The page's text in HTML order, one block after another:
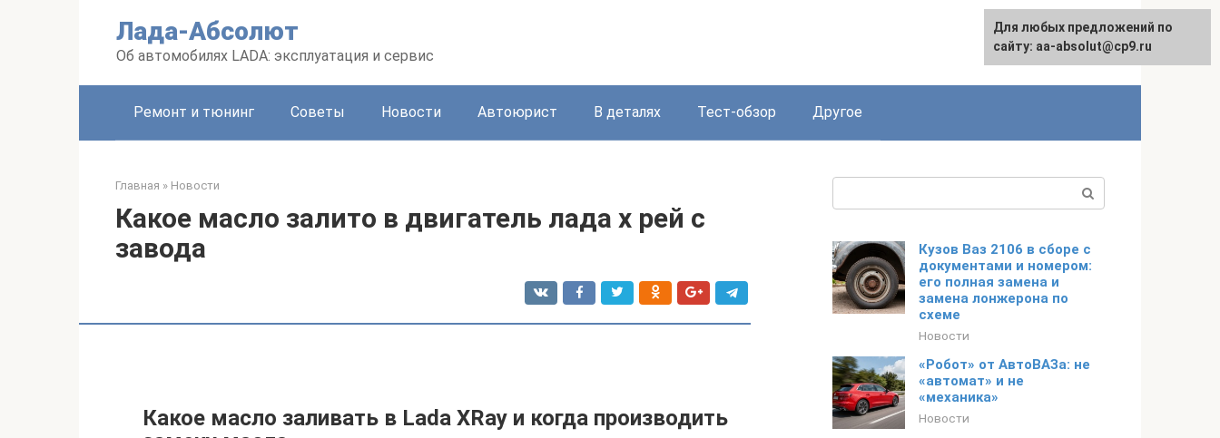
Лада-Абсолют
Об автомобилях LADA: эксплуатация и сервис
English
Ремонт и тюнинг Советы Новости Автоюрист В деталях Тест-обзор Другое
Главная » Новости
Какое масло залито в двигатель лада х рей с
завода
Какое масло заливать в Lada XRay и когда производить
Кузов Ваз 2106 в сборе с
документами и номером:
его полная замена и
замена лонжерона по
схеме
Новости
«Робот» от АвтоВАЗа: не
«автомат» и не
«механика»
Новости
Для любых предложений по
сайту: aa-absolut@cp9.ru